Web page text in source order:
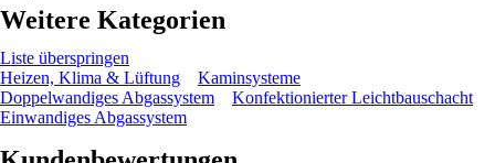
Weitere Kategorien
Liste überspringen
Heizen, Klima & Lüftung
Kaminsysteme
Doppelwandiges Abgassystem
Konfektionierter Leichtbauschacht
Einwandiges Abgassystem